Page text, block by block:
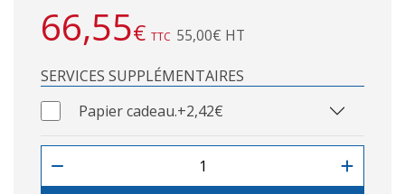
66,55€ TTC 55,00€ HT
SERVICES SUPPLÉMENTAIRES
Papier cadeau.+2,42€